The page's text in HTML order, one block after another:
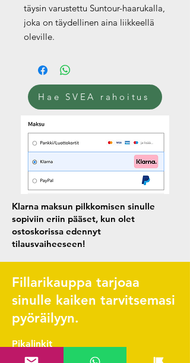
täysin varustettu Suntour-haarukalla,
joka on täydellinen aina liikkeellä
oleville.
Hae SVEA rahoitus
Klarna maksun pilkkomisen sinulle
sopiviin eriin pääset, kun olet
ostoskorissa edennyt
tilausvaiheeseen!
Fillarikauppa tarjoaa
sinulle kaiken tarvitsemasi
pyöräilyyn.
Pikalinkit
Yhteystiedot & FAQ